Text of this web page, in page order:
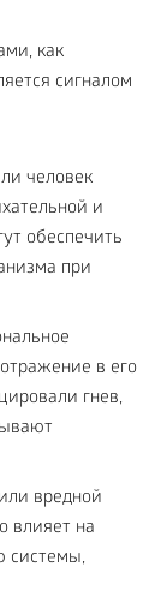
как
сигналом
человек
и
обеспечить
при
в его
гнев,
вредной
влияет на
системы,